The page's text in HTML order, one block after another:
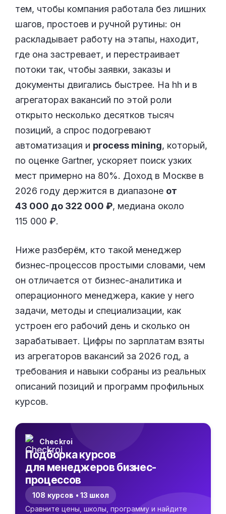
тем, чтобы компания работала без лишних
шагов, простоев и ручной рутины: он
раскладывает работу на этапы, находит,
где она застревает, и перестраивает
потоки так, чтобы заявки, заказы и
документы двигались быстрее. На hh и в
агрегаторах вакансий по этой роли
открыто несколько десятков тысяч
позиций, а спрос подогревают
автоматизация и process mining, который,
по оценке Gartner, ускоряет поиск узких
мест примерно на 80%. Доход в Москве в
2026 году держится в диапазоне от
43 000 до 322 000 ₽, медиана около
115 000 ₽.
Ниже разберём, кто такой менеджер
бизнес-процессов простыми словами, чем
он отличается от бизнес-аналитика и
операционного менеджера, какие у него
задачи, методы и специализации, как
устроен его рабочий день и сколько он
зарабатывает. Цифры по зарплатам взяты
из агрегаторов вакансий за 2026 год, а
требования и навыки собраны из реальных
описаний позиций и программ профильных
курсов.
Checkroi
Подборка курсов
для менеджеров бизнес-
процессов
108 курсов • 13 школ
Сравните цены, школы, программу и найдите